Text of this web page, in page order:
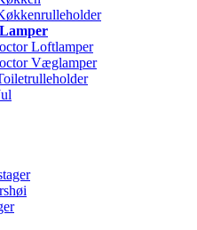
Loftlamper
Væglamper